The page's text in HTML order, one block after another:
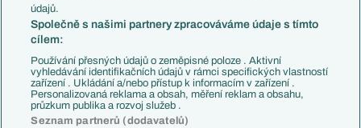
Chelsea FC
Manchester United
AC Milán
Juventus FC
Bayern Mnichov
FC Barcelona
Real Madrid
údajů.
Společně s našimi partnery zpracováváme údaje s tímto
cílem:
Používání přesných údajů o zeměpisné poloze . Aktivní
vyhledávání identifikačních údajů v rámci specifických vlastností
zařízení . Ukládání a/nebo přístup k informacím v zařízení .
Personalizovaná reklama a obsah, měření reklam a obsahu,
průzkum publika a rozvoj služeb .
Seznam partnerů (dodavatelů)